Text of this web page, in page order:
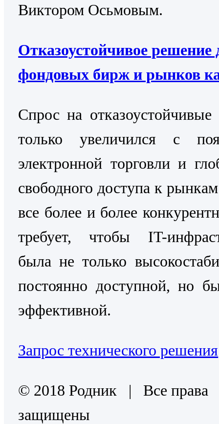
Виктором Осьмовым.
Отказоустойчивое решение
фондовых бирж и рынков
Cпрос на
только увеличился с
электронной торговли и
свободного доступа к
все более и более
требует, чтобы IT-
была не только
постоянно доступной, но
эффективной.
Запрос технического решения
© 2018 Родник | Все права
защищены